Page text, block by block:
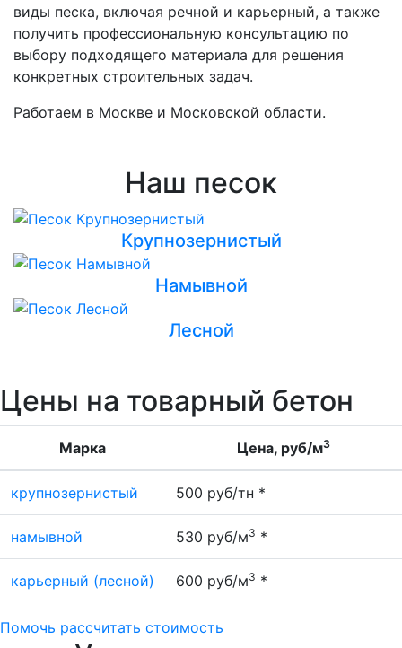
виды песка, включая речной и карьерный, а также
получить профессиональную консультацию по
выбору подходящего материала для решения
конкретных строительных задач.
Работаем в Москве и Московской области.
Наш песок
Крупнозернистый
Намывной
Лесной
Цены на товарный бетон
Марка Цена, руб/м3
крупнозернистый 500 руб/тн *
намывной 530 руб/м3 *
карьерный (лесной) 600 руб/м3 *
Помочь рассчитать стоимость